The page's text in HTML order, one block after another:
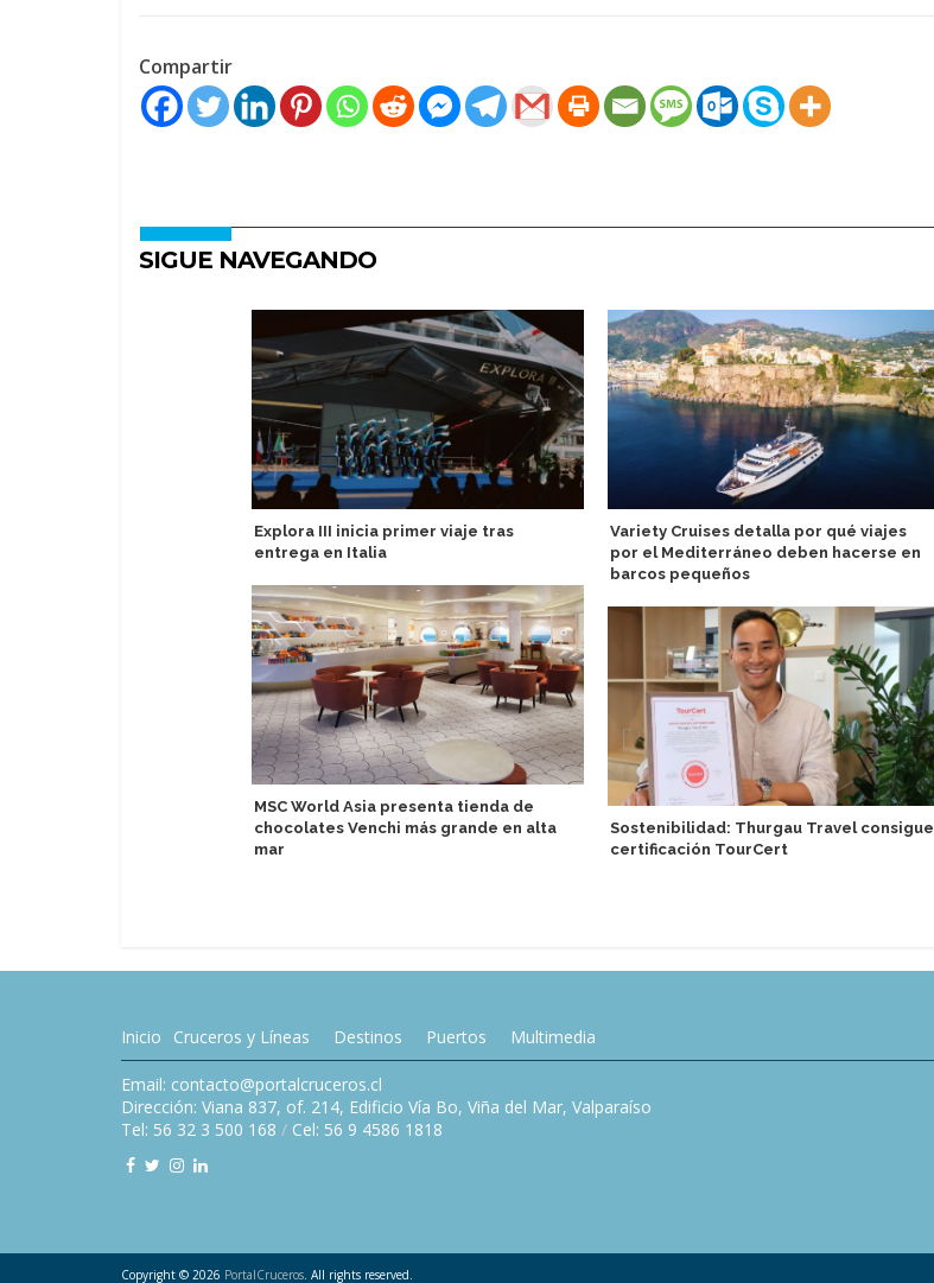
Compartir
SIGUE NAVEGANDO
Explora III inicia primer viaje tras
entrega en Italia
MSC World Asia presenta tienda de
chocolates Venchi más grande en alta
mar
Variety Cruises detalla por qué viajes
por el Mediterráneo deben hacerse en
barcos pequeños
Sostenibilidad: Thurgau Travel consigue
certificación TourCert
Inicio Cruceros y Líneas Destinos Puertos Multimedia
Email: contacto@portalcruceros.cl
Dirección: Viana 837, of. 214, Edificio Vía Bo, Viña del Mar, Valparaíso
Tel: 56 32 3 500 168 / Cel: 56 9 4586 1818
Copyright © 2026 PortalCruceros. All rights reserved.